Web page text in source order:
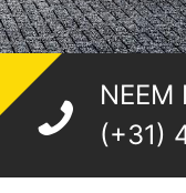
NEEM
(+31)